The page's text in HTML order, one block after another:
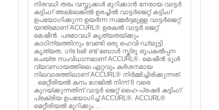
നിരവധി തരം വസ്തുക്കൾ മുറിക്കാൻ നേരായ വാട്ടർ
കട്ടിംഗ് അല്ലെങ്കിൽ ഉരച്ചിൽ വാട്ടർജെറ്റ് കട്ടിംഗ്
ഉപയോഗിക്കുന്ന ഉയർന്ന സമ്മർദ്ദമുള്ള വാട്ടർജെറ്റ്
യന്ത്രമാണ് ACCURL® ഉരകൽ വാട്ടർ ജെറ്റ്
മെഷീൻ. പരമാവധി കൃത്യതയ്ക്കും
കാഠിന്യത്തിനും വേണ്ടി ഒരു ഹെവി-ഡ്യൂട്ടി
കൃത്യത, ഗ്ര ball ണ്ട് ബോൾ സ്ക്രൂ രൂപകൽപ്പന
ചെയ്ത സംവിധാനമാണ് ACCURL®. മെഷീൻ ടൂൾ
വ്യവസായത്തിലെ ഏറ്റവും കർശനമായ
നിലവാരത്തിലാണ് ACCURL® നിർമ്മിച്ചിരിക്കുന്നത്.
. മെറ്റീരിയൽ കനം ഗേജിൽ നിന്ന് 8 വരെ
കുറയ്ക്കുന്നതിന് വാട്ടർ ജെറ്റ് ഹൈ-പ്രഷർ കട്ടിംഗ്
പ്രക്രിയ ഉപയോഗിച്ച് ACCURL®. ACCURL®
മെറ്റീരിയൽ മുറിക്കും ...